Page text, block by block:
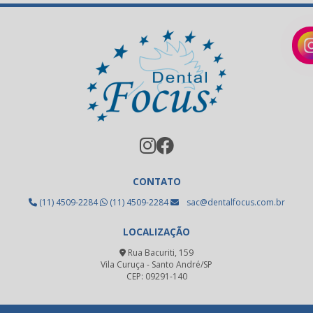
Limas endodônticas
Oxido de alumínio uso odontológico
Resina fotopolimerizável dental
Resina fotopolimerizável odontológica
CONTATO
(11) 4509-2284 (11) 4509-2284 sac@dentalfocus.com.br
LOCALIZAÇÃO
Rua Bacuriti, 159
Vila Curuça - Santo André/SP
CEP: 09291-140